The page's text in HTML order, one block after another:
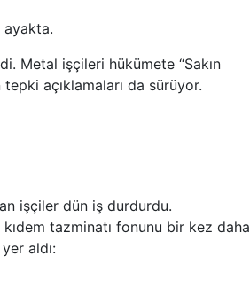
ayakta.
Metal işçileri hükümete “Sakın
açıklamaları da sürüyor.
işçiler dün iş durdurdu.
tazminatı fonunu bir kez daha
aldı: